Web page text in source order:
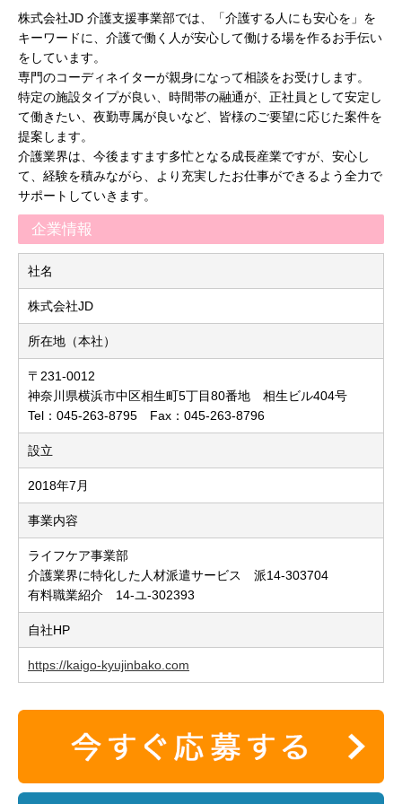
株式会社JD 介護支援事業部では、「介護する人にも安心を」を
キーワードに、介護で働く人が安心して働ける場を作るお手伝い
をしています。
専門のコーディネイターが親身になって相談をお受けします。
特定の施設タイプが良い、時間帯の融通が、正社員として安定し
て働きたい、夜勤専属が良いなど、皆様のご要望に応じた案件を
提案します。
介護業界は、今後ますます多忙となる成長産業ですが、安心し
て、経験を積みながら、より充実したお仕事ができるよう全力で
サポートしていきます。
企業情報
社名
株式会社JD
所在地（本社）
〒231-0012
神奈川県横浜市中区相生町5丁目80番地 相生ビル404号
Tel：045-263-8795 Fax：045-263-8796
設立
2018年7月
事業内容
ライフケア事業部
介護業界に特化した人材派遣サービス 派14-303704
有料職業紹介 14-ユ-302393
自社HP
https://kaigo-kyujinbako.com